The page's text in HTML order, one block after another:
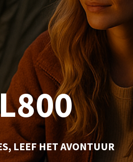
LEEF HET AVONTUUR